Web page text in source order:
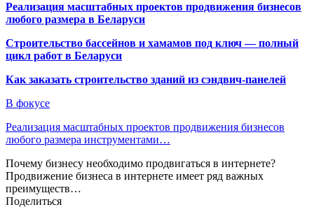
Реализация масштабных проектов продвижения бизнесов
любого размера в Беларуси
Строительство бассейнов и хамамов под ключ — полный
цикл работ в Беларуси
Как заказать строительство зданий из сэндвич-панелей
В фокусе
Реализация масштабных проектов продвижения бизнесов
любого размера инструментами…
Почему бизнесу необходимо продвигаться в интернете?
Продвижение бизнеса в интернете имеет ряд важных
преимуществ…
Поделиться